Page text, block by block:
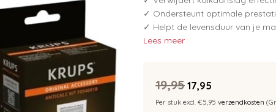
✓ Ondersteunt optimale
✓ Helpt de levensduur van je
Lees meer
19,95 17,95
Per stuk excl. €5,95 verzendkosten